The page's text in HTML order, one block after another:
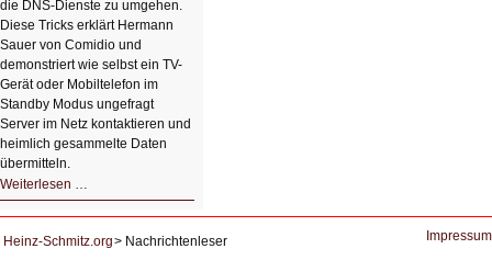
die DNS-Dienste zu umgehen.
Diese Tricks erklärt Hermann
Sauer von Comidio und
demonstriert wie selbst ein TV-
Gerät oder Mobiltelefon im
Standby Modus ungefragt
Server im Netz kontaktieren und
heimlich gesammelte Daten
übermitteln.
Weiterlesen …
DNS
Heinz-Schmitz.org
Nachrichtenleser Impressum